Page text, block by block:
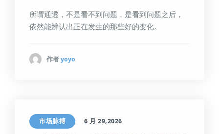
所谓通透，不是看不到问题，是看到问题之后，
依然能辨认出正在发生的那些好的变化。
作者 yoyo
市场脉搏 6 月 29,2026